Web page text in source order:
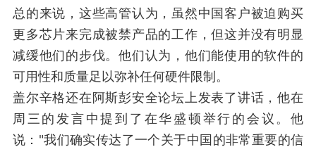
总的来说，这些高管认为，虽然中国客户被迫购买
更多芯片来完成被禁产品的工作，但这并没有明显
减缓他们的步伐。他们认为，他们能使用的软件的
可用性和质量足以弥补任何硬件限制。
盖尔辛格还在阿斯彭安全论坛上发表了讲话，他在
周三的发言中提到了在华盛顿举行的会议。他
说："我们确实传达了一个关于中国的非常重要的信